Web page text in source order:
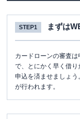
STEP1 まずは
カードローンの審査
で、とにかく早く借
申込を済ませましょ
が行われます。